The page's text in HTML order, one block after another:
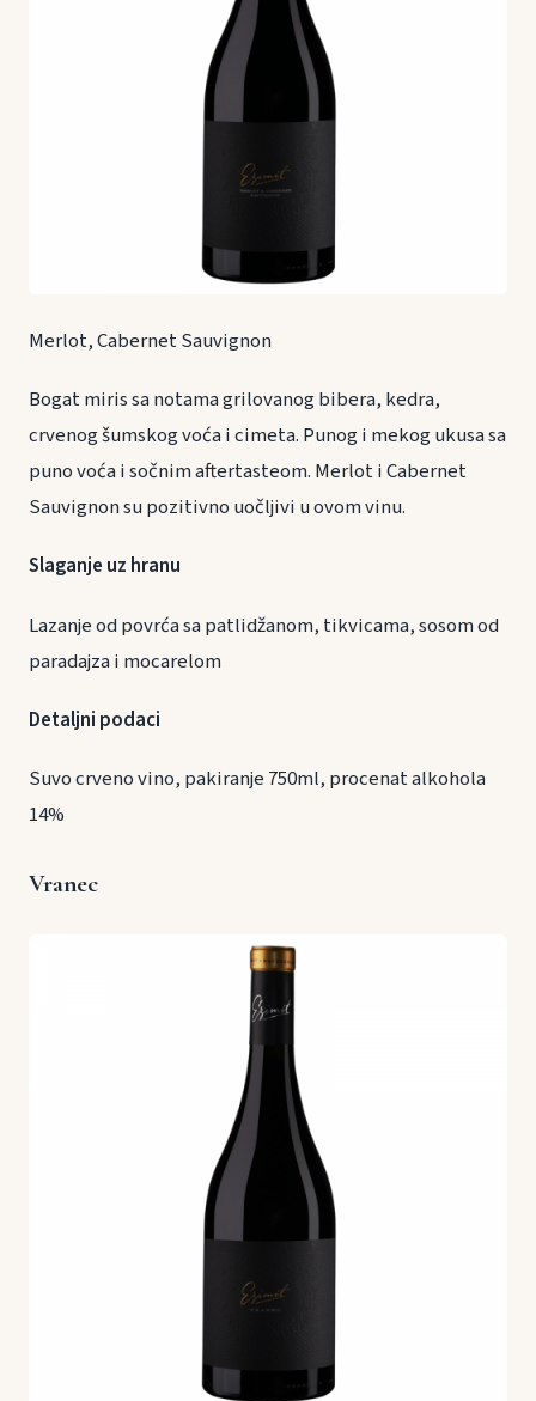
Merlot, Cabernet Sauvignon
Bogat miris sa notama grilovanog bibera, kedra,
crvenog šumskog voća i cimeta. Punog i mekog ukusa sa
puno voća i sočnim aftertasteom. Merlot i Cabernet
Sauvignon su pozitivno uočljivi u ovom vinu.
Slaganje uz hranu
Lazanje od povrća sa patlidžanom, tikvicama, sosom od
paradajza i mocarelom
Detaljni podaci
Suvo crveno vino, pakiranje 750ml, procenat alkohola
14%
Vranec